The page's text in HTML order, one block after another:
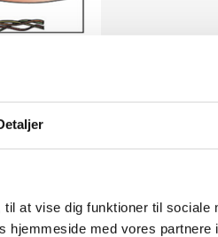
at vise dig funktioner til sociale
med vores partnere